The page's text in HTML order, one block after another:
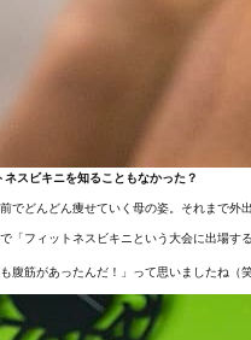
スビキニを知ることもなかった？
でどんどん痩せていく母の姿。それまで
「フィットネスビキニという大会に出場
腹筋があったんだ！」って思いましたね（